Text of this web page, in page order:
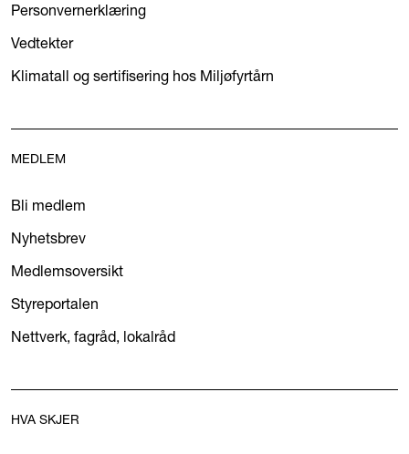
Personvernerklæring
Vedtekter
Klimatall og sertifisering hos Miljøfyrtårn
MEDLEM
Bli medlem
Nyhetsbrev
Medlemsoversikt
Styreportalen
Nettverk, fagråd, lokalråd
HVA SKJER